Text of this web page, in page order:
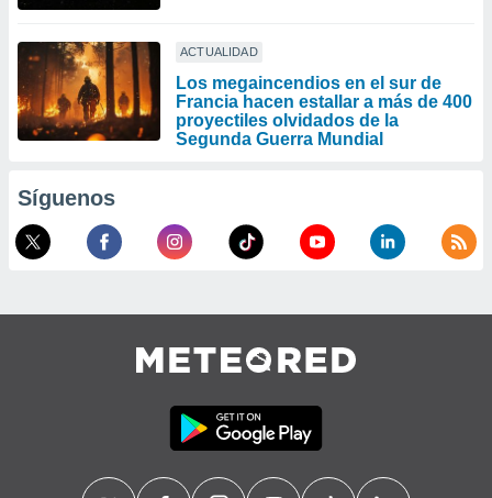
ACTUALIDAD
Los megaincendios en el sur de
Francia hacen estallar a más de 400
proyectiles olvidados de la
Segunda Guerra Mundial
Síguenos